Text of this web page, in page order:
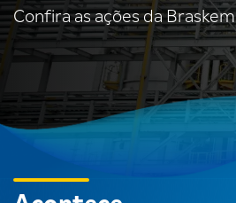
Confira as ações da Braskem